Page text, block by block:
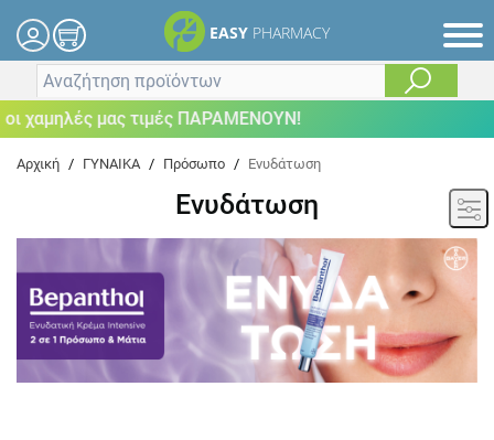
EASY PHARMACY
μας τιμές ΠΑΡΑΜΕΝΟΥΝ!
Αρχική / ΓΥΝΑΙΚΑ / Πρόσωπο / Ενυδάτωση
Ενυδάτωση